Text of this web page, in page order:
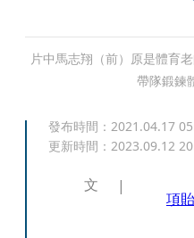
片中馬志翔（前）原是體育
帶隊鍛鍊
發布時間： 2021.04.17
更新時間： 2023.09.12
文
項